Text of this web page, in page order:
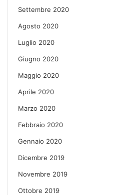
Settembre 2020
Agosto 2020
Luglio 2020
Giugno 2020
Maggio 2020
Aprile 2020
Marzo 2020
Febbraio 2020
Gennaio 2020
Dicembre 2019
Novembre 2019
Ottobre 2019